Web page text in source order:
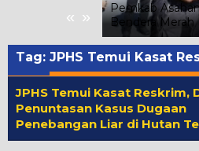
« »
Naik Kelas
Pemkab
Bendera Merah
Tag: JPHS Temui Kasat
JPHS Temui Kasat Reskrim,
Penuntasan Kasus Dugaan
Penebangan Liar di Hutan